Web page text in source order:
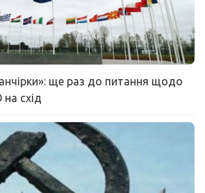
ще раз до питання щодо
схід